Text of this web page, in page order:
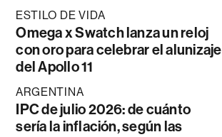
ESTILO DE VIDA
Omega x Swatch lanza un reloj
con oro para celebrar el alunizaje
del Apollo 11
ARGENTINA
IPC de julio 2026: de cuánto
sería la inflación, según las